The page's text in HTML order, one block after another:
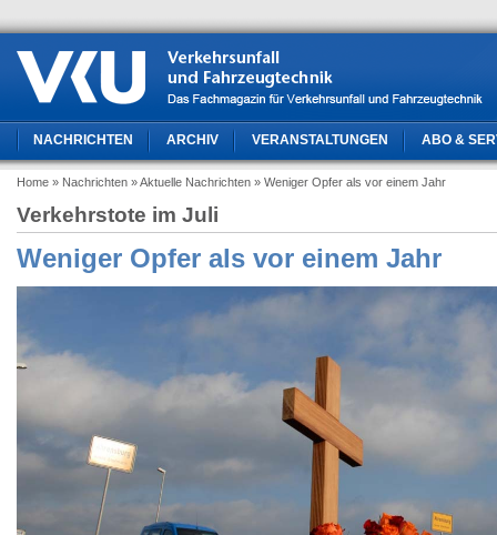
NACHRICHTEN ARCHIV VERANSTALTUNGEN ABO &
Home » Nachrichten » Aktuelle Nachrichten » Weniger Opfer als vor einem Jahr
Verkehrstote im Juli
Weniger Opfer als vor einem Jahr